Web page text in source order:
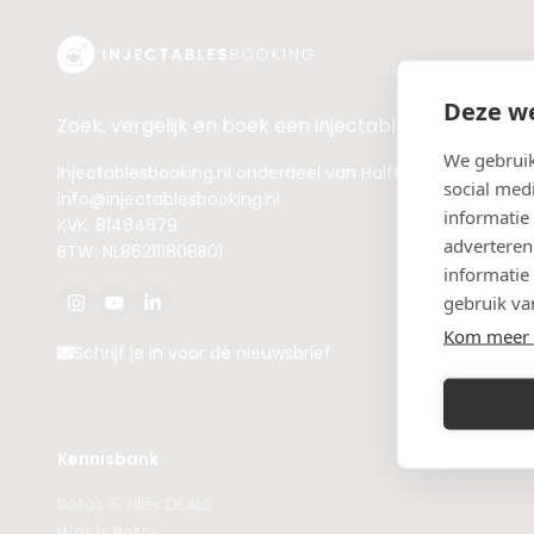
Deze
We
social
informatie
informatie
gebruik
Kom
Zoek, vergelijk en boek een injectable of filler
Injectablesbooking.nl onderdeel van Halftien BV
info@injectablesbooking.nl
KVK: 81484879
BTW: NL862111808B01
Schrijf je in voor de nieuwsbrief
Kennisbank